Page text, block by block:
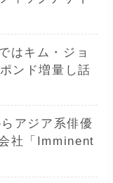
はキム・ジョ
ンド増量し話
アジア系俳優
社「Imminent